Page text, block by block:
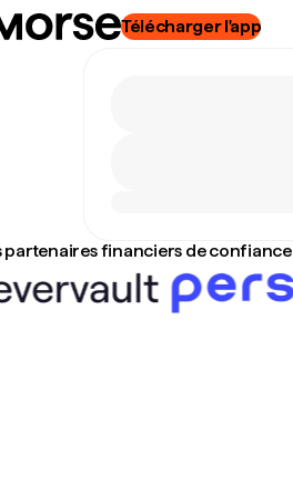
Télécharger l'app
partenaires financiers de confiance